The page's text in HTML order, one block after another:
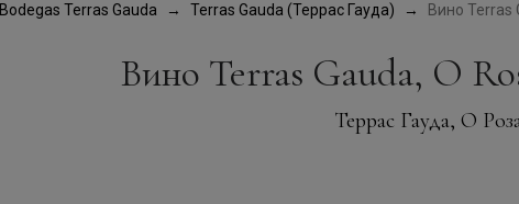
Bodegas Terras Gauda Terras Gauda (Террас Гауда) Вино Terras
Вино Terras Gauda, O
Террас Гауда, О